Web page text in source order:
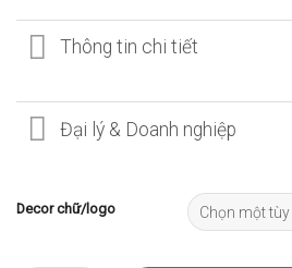
Thông tin chi tiết
Đại lý & Doanh nghiệp
Decor chữ/logo